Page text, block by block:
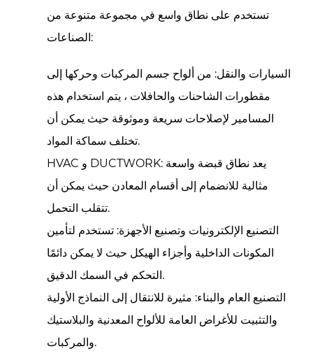
تستخدم على نطاق واسع في مجموعة متنوعة من
الصناعات:
السيارات والنقل: من ألواح جسم المركبات وحركها إلى
مقطورات الشاحنات والحافلات ، يتم استخدام هذه
المسامير لإصلاحات سريعة وموثوقة حيث يمكن أن
تختلف سماكة المواد.
HVAC و DUCTWORK: يعد نطاق قبضة واسعة
مثالية للانضمام إلى أقسام المعادن حيث يمكن أن
تتقلب التحمل.
التصنيع الإلكترونيات وتصنيع الأجهزة: تستخدم لتأمين
المكونات الداخلية وأجزاء الهيكل حيث لا يمكن دائمًا
التحكم في السمك الدقيق.
التصنيع العام والبناء: مثيرة للانتقال إلى النماذج الأولية
والتثبيت للأغراض العامة للألواح المعدنية والبلاستيك
والمركبات.